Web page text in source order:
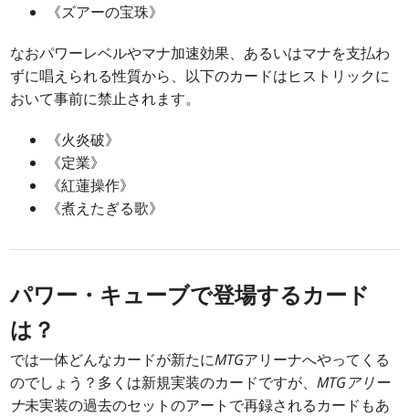
《ズアーの宝珠》
なおパワーレベルやマナ加速効果、あるいはマナを支払わ
ずに唱えられる性質から、以下のカードはヒストリックに
おいて事前に禁止されます。
《火炎破》
《定業》
《紅蓮操作》
《煮えたぎる歌》
パワー・キューブで登場するカード
は？
では一体どんなカードが新たにMTGアリーナへやってくる
のでしょう？多くは新規実装のカードですが、MTGアリー
ナ未実装の過去のセットのアートで再録されるカードもあ